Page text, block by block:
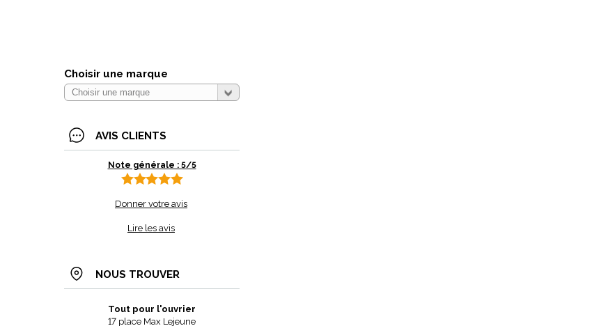
Choisir une marque
AVIS CLIENTS
Note générale : 5/5
Donner votre avis
Lire les avis
NOUS TROUVER
Tout pour l'ouvrier
17 place Max Lejeune